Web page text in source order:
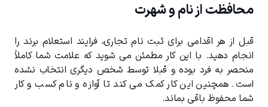
محافظت از نام و شهرت
قبل از هر اقدامی برای ثبت نام تجاری، فرایند استعلام برند را
انجام دهید. با این کار مطمئن می شوید که علامت شما کاملاً
منحصر به فرد بوده و قبلا توسط شخص دیگری انتخاب نشده
است. همچنین این کار کمک می کند تا آوازه و نام کسب و کار
شما محفوظ باقی بماند.